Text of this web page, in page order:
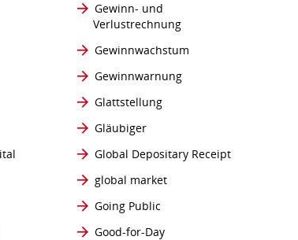
Gewinn- und
Verlustrechnung
Gewinnwachstum
Gewinnwarnung
Glattstellung
Gläubiger
Global Depositary Receipt
global market
Going Public
Good-for-Day